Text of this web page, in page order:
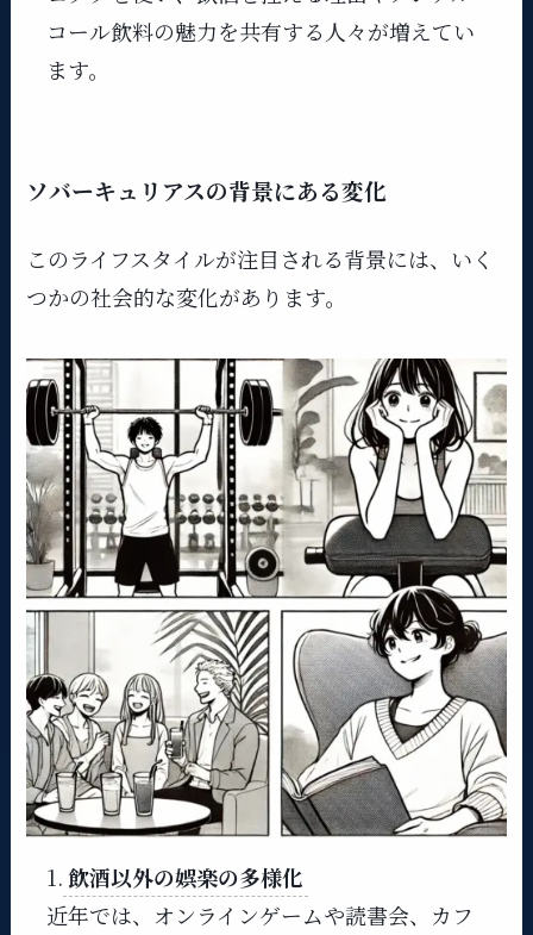
コール飲料の魅力を共有する人々が増えてい
ます。
ソバーキュリアスの背景にある変化
このライフスタイルが注目される背景には、いく
つかの社会的な変化があります。
1.飲酒以外の娯楽の多様化
近年では、オンラインゲームや読書会、カフ